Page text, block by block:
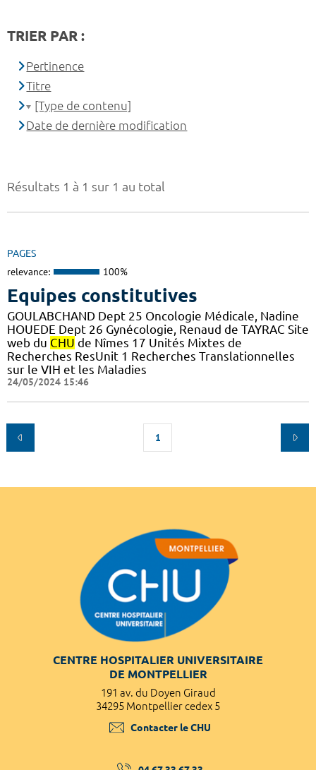
Résultats 1 à 1 sur 1 au total
PAGES
relevance: 100%
Equipes constitutives
GOULABCHAND Dept 25 Oncologie Médicale, Nadine
HOUEDE Dept 26 Gynécologie, Renaud de TAYRAC Site
web du CHU de Nîmes 17 Unités Mixtes de
Recherches ResUnit 1 Recherches Translationnelles
sur le VIH et les Maladies
24/05/2024 15:46
1
TRIER PAR :
Pertinence
Titre
[Type de contenu]
Date de dernière modification
CENTRE HOSPITALIER UNIVERSITAIRE
DE MONTPELLIER
191 av. du Doyen Giraud
34295 Montpellier cedex 5
Contacter le CHU